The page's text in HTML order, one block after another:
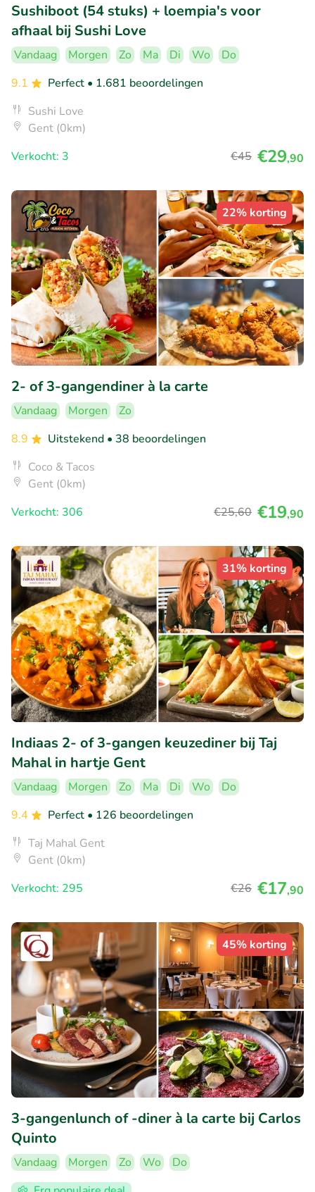
Sushiboot (54 stuks) + loempia's voor
afhaal bij Sushi Love
Vandaag Morgen Zo Ma Di Wo
Do
9.1
Perfect • 1.681 beoordelingen
Sushi Love
Gent (0km)
Verkocht: 3
€45 €29,90
22% korting
2- of 3-gangendiner à la carte
Vandaag Morgen
Zo
8.9
Uitstekend • 38 beoordelingen
Coco & Tacos
Gent (0km)
Verkocht: 306
€25,60 €19,90
31% korting
Indiaas 2- of 3-gangen keuzediner bij Taj
Mahal in hartje Gent
Vandaag Morgen Zo Ma Di Wo
Do
9.4
Perfect • 126 beoordelingen
Taj Mahal Gent
Gent (0km)
Verkocht: 295
€26 €17,90
45% korting
3-gangenlunch of -diner à la carte bij Carlos
Quinto
Vandaag Morgen Zo Wo
Do